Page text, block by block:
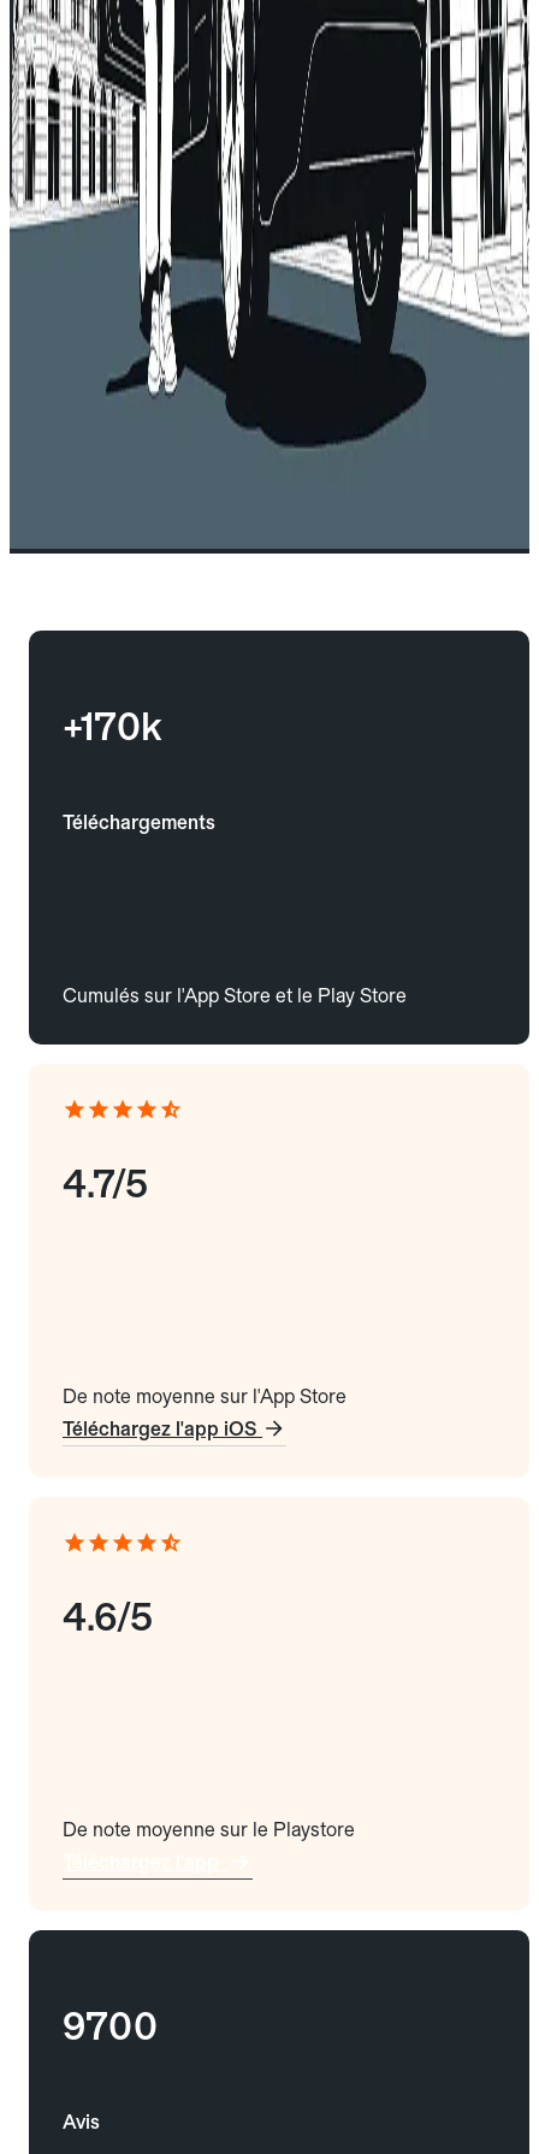
+170k
Téléchargements
Cumulés sur l'App Store et le Play Store
4.7/5
De note moyenne sur l'App Store
Téléchargez l'app iOS
4.6/5
De note moyenne sur le Playstore
9700
Avis